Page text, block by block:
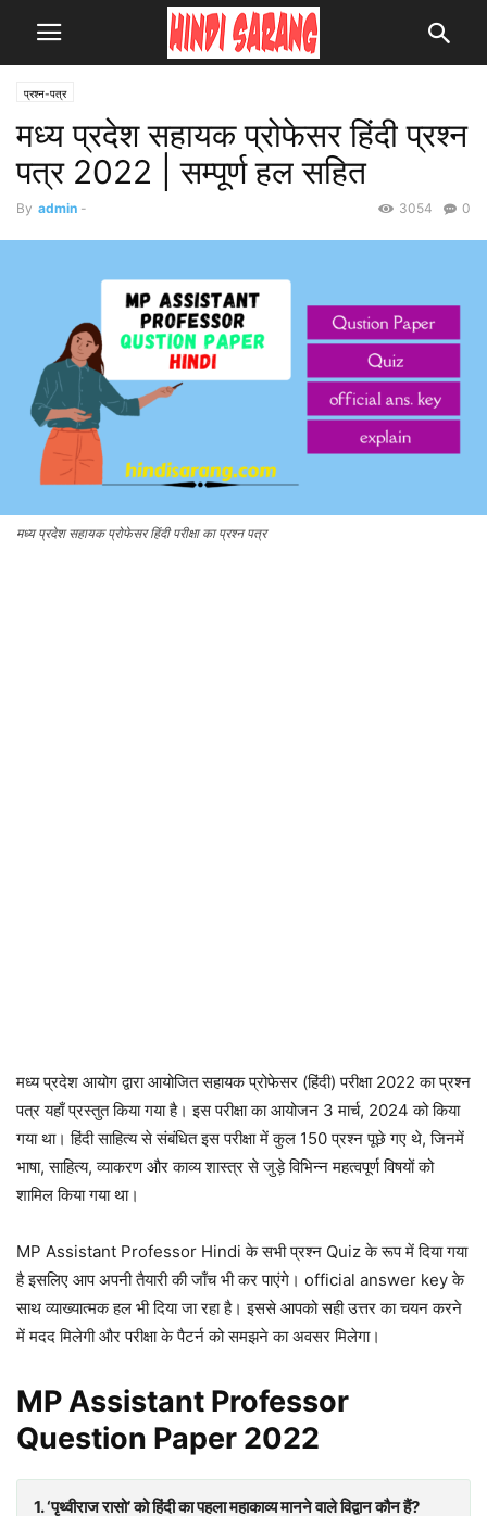
प्रश्न-पत्र
मध्य प्रदेश सहायक प्रोफेसर हिंदी प्रश्न
पत्र 2022 | सम्पूर्ण हल सहित
By admin - 0
3054
मध्य प्रदेश सहायक प्रोफेसर हिंदी परीक्षा का प्रश्न पत्र
मध्य प्रदेश आयोग द्वारा आयोजित सहायक प्रोफेसर (हिंदी) परीक्षा 2022 का प्रश्न
पत्र यहाँ प्रस्तुत किया गया है। इस परीक्षा का आयोजन 3 मार्च, 2024 को किया
गया था। हिंदी साहित्य से संबंधित इस परीक्षा में कुल 150 प्रश्न पूछे गए थे, जिनमें
भाषा, साहित्य, व्याकरण और काव्य शास्त्र से जुड़े विभिन्न महत्वपूर्ण विषयों को
शामिल किया गया था।
MP Assistant Professor Hindi के सभी प्रश्न Quiz के रूप में दिया गया
है इसलिए आप अपनी तैयारी की जाँच भी कर पाएंगे। official answer key के
साथ व्याख्यात्मक हल भी दिया जा रहा है। इससे आपको सही उत्तर का चयन करने
में मदद मिलेगी और परीक्षा के पैटर्न को समझने का अवसर मिलेगा।
MP Assistant Professor
Question Paper 2022
1. ‘पृथ्वीराज रासो’ को हिंदी का पहला महाकाव्य मानने वाले विद्वान कौन हैं?